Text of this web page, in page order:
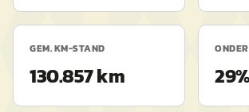
GEM. KM-STAND
130.857 km 29%